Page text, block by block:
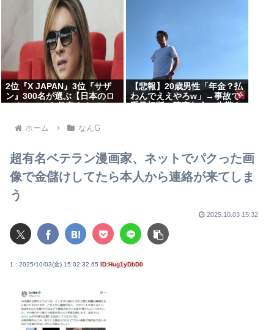
2位『X JAPAN』3位『サザ
ン』300名が選ぶ【日本のロ
ックシーンを代表するバン
【悲報】20歳男性「年金？払
わんでええやろw」→事故で
手足切断、障害年金一生貰え
ホーム
なんG
超有名ベテラン漫画家、ネットでパクった画
像で金儲けしてたら本人から連絡が来てしま
う
2025.10.03 15:32
1 : 2025/10/03(金) 15:02:32.65 ID:Hug1yDbD0